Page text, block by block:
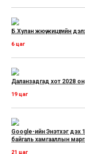
Б.Хулан жюү жицүгийн
6 цаг
Даланзадгад хот 2028
19 цаг
Google-ийн Энэтхэг дэх
байгаль хамгааллын
21 цаг